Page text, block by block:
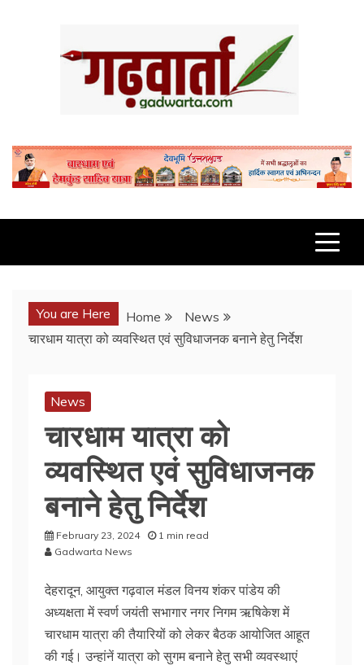
You are Here Home
News
चारधाम यात्रा को व्यवस्थित एवं सुविधाजनक बनाने हेतु निर्देश
News
चारधाम यात्रा को
व्यवस्थित एवं सुविधाजनक
बनाने हेतु निर्देश
February 23, 2024
1 min read
Gadwarta News
देहरादून, आयुक्त गढ़वाल मंडल विनय शंकर पांडेय की
अध्यक्षता में स्वर्ण जयंती सभागार नगर निगम ऋषिकेश में
चारधाम यात्रा की तैयारियों को लेकर बैठक आयोजित आहूत
की गई। उन्हांनें यात्रा को सुगम बनाने हेतु सभी व्यवस्थाएं